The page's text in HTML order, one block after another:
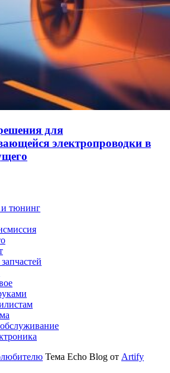
для
электропроводки в
и тюнинг
Тема Echo Blog от Artify